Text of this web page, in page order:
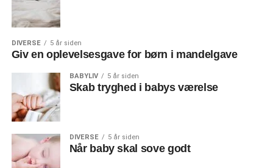
DIVERSE 5 år siden
Giv en oplevelsesgave for børn i mandelgave
BABYLIV 5 år siden
Skab tryghed i babys værelse
DIVERSE 5 år siden
Når baby skal sove godt